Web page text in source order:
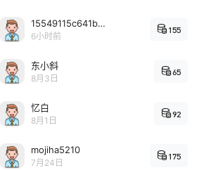
15549115c641bc6524e64d1d800349ec7396
6小时前
155
东小斜
8月3日
65
忆白
8月1日
92
mojiha5210
7月24日
175